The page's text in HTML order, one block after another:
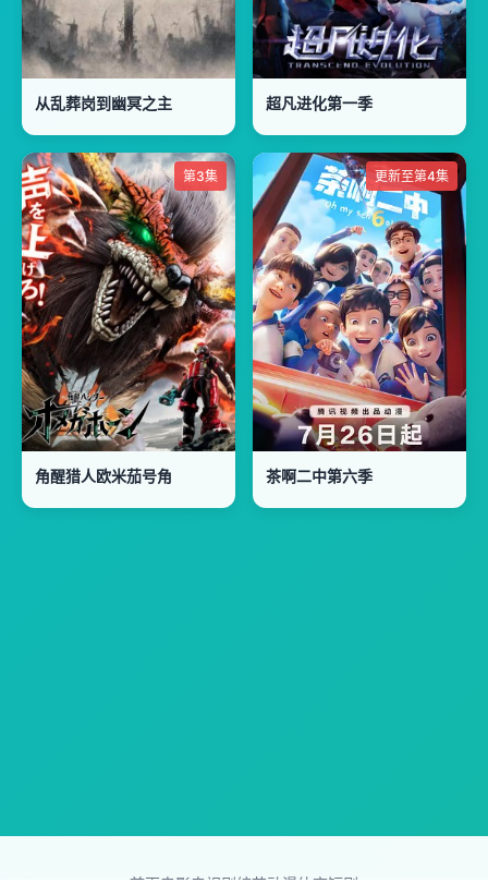
从乱葬岗到幽冥之主 超凡进化第一季
第3集
角醒猎人欧米茄号角
更新至第4集
茶啊二中第六季